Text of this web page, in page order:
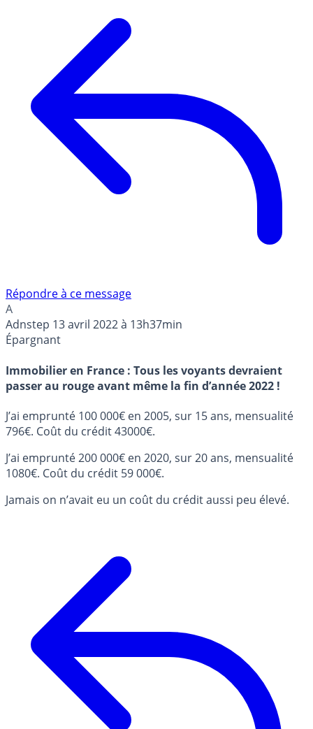
Répondre à ce message
A
Adnstep 13 avril 2022 à 13h37min
Épargnant
Immobilier en France : Tous les voyants devraient
passer au rouge avant même la fin d’année 2022 !
J’ai emprunté 100 000€ en 2005, sur 15 ans, mensualité
796€. Coût du crédit 43000€.
J’ai emprunté 200 000€ en 2020, sur 20 ans, mensualité
1080€. Coût du crédit 59 000€.
Jamais on n’avait eu un coût du crédit aussi peu élevé.